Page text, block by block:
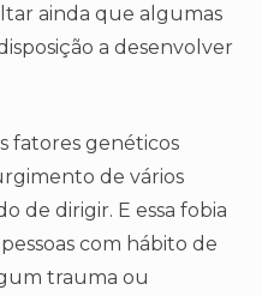
ainda que algumas
a desenvolver
fatores genéticos
de vários
de dirigir. E essa fobia
com hábito de
trauma ou